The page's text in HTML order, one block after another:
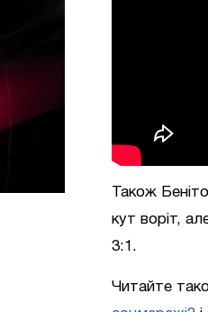
Також
кут воріт,
3:1.
Читайте